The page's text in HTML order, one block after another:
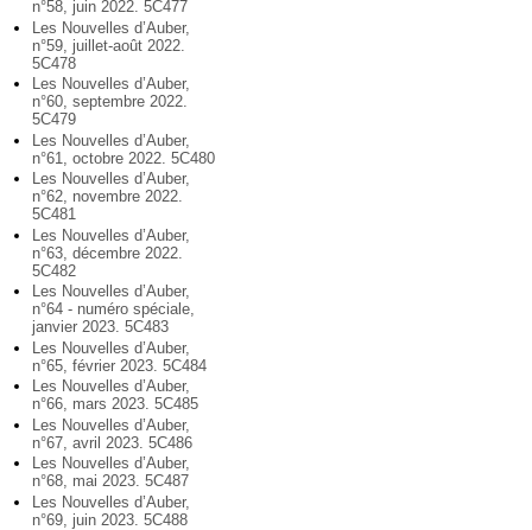
n°58, juin 2022. 5C477
Les Nouvelles d’Auber,
n°59, juillet-août 2022.
5C478
Les Nouvelles d’Auber,
n°60, septembre 2022.
5C479
Les Nouvelles d’Auber,
n°61, octobre 2022. 5C480
Les Nouvelles d’Auber,
n°62, novembre 2022.
5C481
Les Nouvelles d’Auber,
n°63, décembre 2022.
5C482
Les Nouvelles d’Auber,
n°64 - numéro spéciale,
janvier 2023. 5C483
Les Nouvelles d’Auber,
n°65, février 2023. 5C484
Les Nouvelles d’Auber,
n°66, mars 2023. 5C485
Les Nouvelles d’Auber,
n°67, avril 2023. 5C486
Les Nouvelles d’Auber,
n°68, mai 2023. 5C487
Les Nouvelles d’Auber,
n°69, juin 2023. 5C488